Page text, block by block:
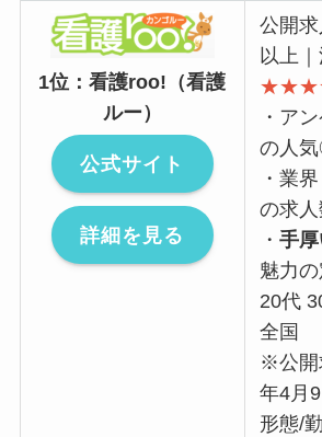
1位：看護roo!（看護
ルー）
公式サイト
詳細を見る
公開
以上｜
★★★
・ア
の人
・業
の求人
・手
魅力
20代
全国
※公開
年4月
形態/